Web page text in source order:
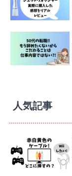
人気記事